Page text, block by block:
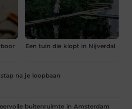
Een tuin die klopt in Nijverdal
na je loopbaan
buitenruimte in Amsterdam